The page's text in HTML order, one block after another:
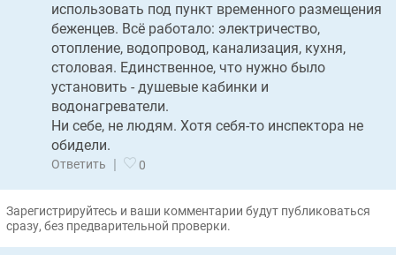
использовать под пункт временного размещения
беженцев. Всё работало: электричество,
отопление, водопровод, канализация, кухня,
столовая. Единственное, что нужно было
установить - душевые кабинки и
водонагреватели.
Ни себе, не людям. Хотя себя-то инспектора не
обидели.
Ответить | 0
Зарегистрируйтесь и ваши комментарии будут публиковаться
сразу, без предварительной проверки.